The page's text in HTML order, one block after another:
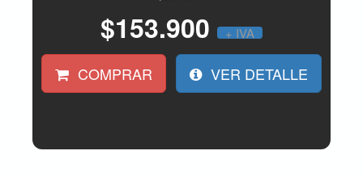
$153.900 + IVA
COMPRAR VER DETALLE